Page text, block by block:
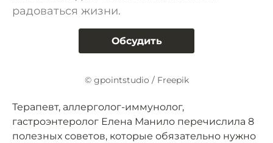
радоваться жизни.
Обсудить
© gpointstudio / Freepik
Терапевт, аллерголог-иммунолог,
гастроэнтеролог Елена Манило перечислила 8
полезных советов, которые обязательно нужно